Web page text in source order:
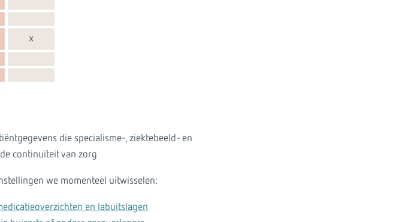
die specialisme-, ziektebeeld- en
continuïteit van zorg
we momenteel uitwisselen:
en labuitslagen